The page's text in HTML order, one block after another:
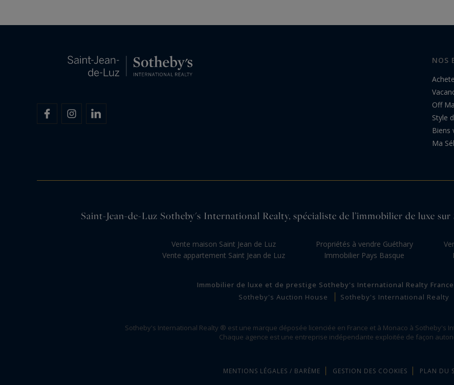
NOS
Off
Style
Biens
Ma
Saint-Jean-de-Luz Sotheby's International Realty, spécialiste de l’immobilier de luxe
Vente maison Saint Jean de Luz
Vente appartement Saint Jean de Luz
Propriétés à vendre Guéthary
Immobilier Pays Basque
Immobilier de luxe et de prestige Sotheby's International Realty France
Sotheby's Auction House
Sotheby's International Realty
Sotheby's International Realty ® est une marque déposée licenciée en France et à Monaco à Sotheby's
Chaque agence est une entreprise indépendante exploitée de façon
MENTIONS LÉGALES / BARÈME GESTION DES COOKIES PLAN DU